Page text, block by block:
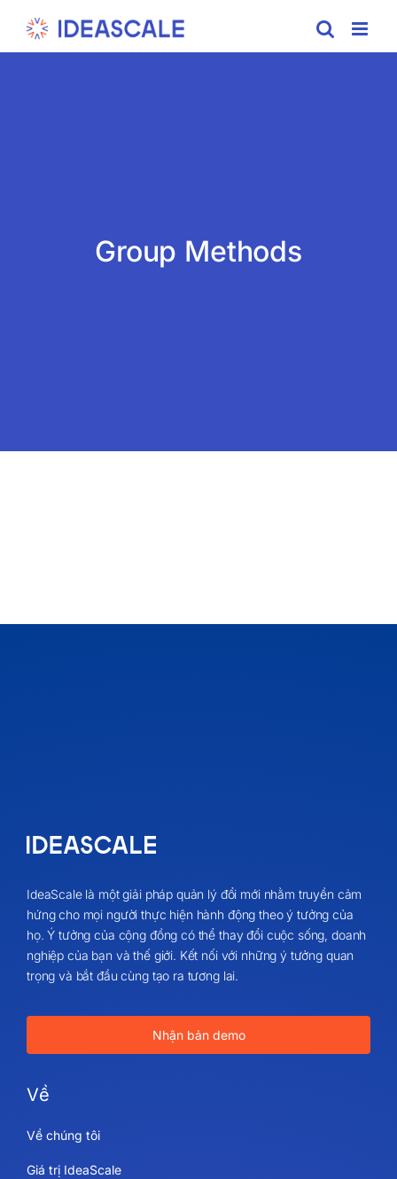
Group Methods
IdeaScale là một giải pháp quản lý đổi mới nhằm truyền cảm
hứng cho mọi người thực hiện hành động theo ý tưởng của
họ. Ý tưởng của cộng đồng có thể thay đổi cuộc sống, doanh
nghiệp của bạn và thế giới. Kết nối với những ý tưởng quan
trọng và bắt đầu cùng tạo ra tương lai.
Nhận bản demo
Về
Về chúng tôi
Giá trị IdeaScale